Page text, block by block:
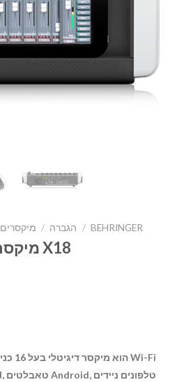
הגברה / מיקסרים / BEHRINGER
מיקסר דיגיטלי 18 ערוצים X18
Android, טלפונים ניידים